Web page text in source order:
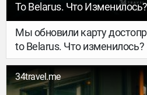
To Belarus. Что Изменилось?
Мы обновили карту
to Belarus. Что изменилось?
34travel.me